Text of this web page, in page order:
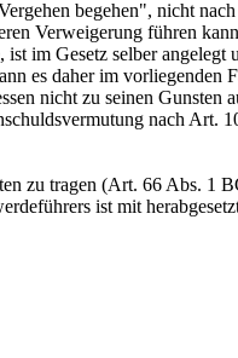
begehen", nicht
Verweigerung führen
im Gesetz selber angelegt
es daher im vorliegenden
nicht zu seinen Gunsten
nach Art.
zu tragen (Art. 66 Abs. 1
ist mit